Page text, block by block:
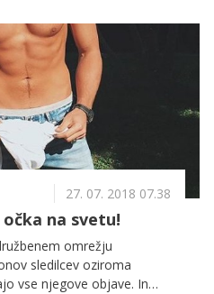
27. 07. 2018 07.38
na svetu!
omrežju
sledilcev oziroma
vse njegove objave. In